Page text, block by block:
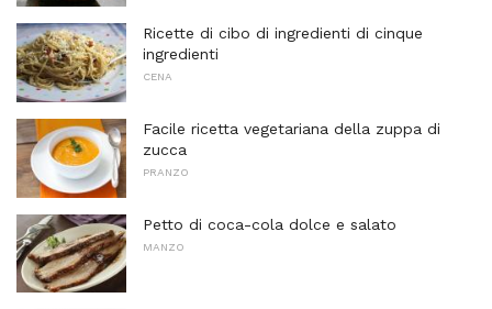
Ricette di cibo di ingredienti di cinque
ingredienti
CENA
Facile ricetta vegetariana della zuppa di
zucca
PRANZO
Petto di coca-cola dolce e salato
MANZO